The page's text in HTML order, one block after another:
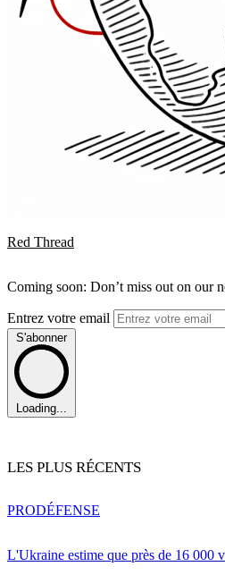
Red Thread
Coming soon: Don’t miss out on our
Entrez votre email
S'abonner
Loading...
LES PLUS RÉCENTS
L'Ukraine estime que près de 16 000
PRODÉFENSE